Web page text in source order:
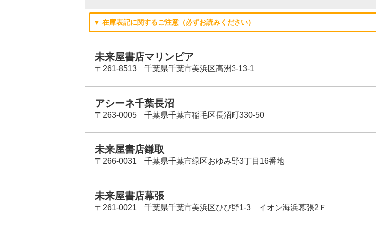
▼ 在庫表記に関するご注意（必ずお読みください）
未来屋書店マリンピア
〒261-8513 千葉県千葉市美浜区高洲3-13-1
アシーネ千葉長沼
〒263-0005 千葉県千葉市稲毛区長沼町330-50
未来屋書店鎌取
〒266-0031 千葉県千葉市緑区おゆみ野3丁目16番地
未来屋書店幕張
〒261-0021 千葉県千葉市美浜区ひび野1-3 イオン海浜幕張2Ｆ